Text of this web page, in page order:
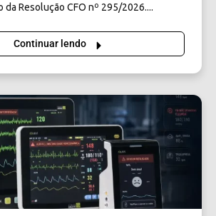
da Resolução CFO nº 295/2026....
Continuar lendo